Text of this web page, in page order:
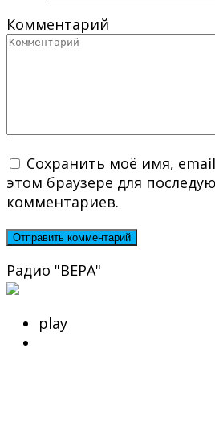
Комментарий
Сохранить моё имя,
этом браузере для
комментариев.
Радио "ВЕРА"
play